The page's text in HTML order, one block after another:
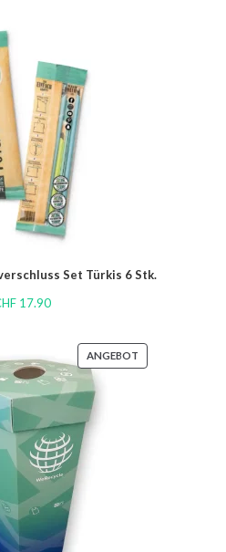
Set Türkis 6 Stk.
17.90
ANGEBOT